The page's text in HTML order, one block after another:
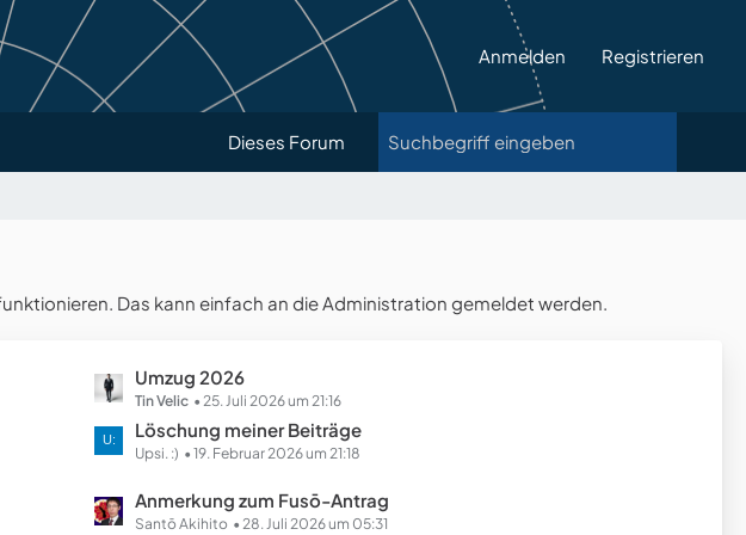
Anmelden Registrieren
Dieses Forum
Das kann einfach an die Administration gemeldet werden.
L
e
t
z
e
Umzug 2026
Tin Velic 25. Juli 2026 um 21:16
Löschung meiner Beiträge
Upsi. :) 19. Februar 2026 um 21:18
L
e
Anmerkung zum Fusō-Antrag
Santō Akihito 28. Juli 2026 um 05:31